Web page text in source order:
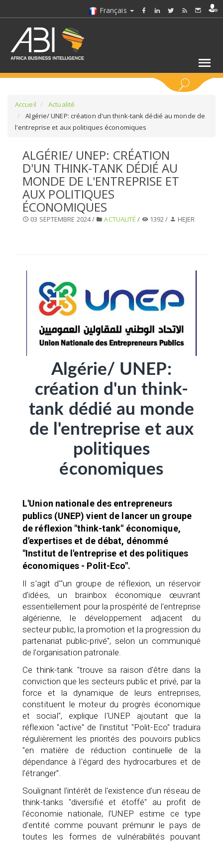
Français
SÉLECTIONNEZ UN DOSSIER
SELECTIONNEZ UNE SECTION
SÉLECTIONNEZ UNE CATÉGORIE
Accueil
Actualité
Algérie/ UNEP: création d'un think-tank dédié au monde de
l'entreprise et aux politiques économiques
ALGÉRIE/ UNEP: CRÉATION
D'UN THINK-TANK DÉDIÉ AU
MONDE DE L'ENTREPRISE ET
AUX POLITIQUES
ÉCONOMIQUES
03 SEPTEMBRE 2024 / ACTUALITÉ / 1392 / HEJER
Algérie/ UNEP:
création d'un think-
tank dédié au monde
de l'entreprise et aux
politiques
économiques
L'Union nationale des entrepreneurs
publics (UNEP) vient de lancer un groupe
de réflexion "think-tank" économique,
d'expertises et de débat, dénommé
"Institut de l'entreprise et des politiques
économiques - Polit-Eco".
Il s'agit d'"un groupe de réflexion, un réservoir
d'idées, un brainbox économique œuvrant
essentiellement pour la prospérité de l'entreprise
algérienne, le développement adjacent du
secteur public, la promotion et la progression du
partenariat public-privé", selon un communiqué
de l'organisation patronale.
Ce think-tank "trouve sa raison d'être dans la
conviction que les secteurs public et privé, par la
force et la dynamique de leurs entreprises,
constituent le moteur du progrès économique
et social", explique l'UNEP ajoutant que la
réflexion "active" de l'institut "Polit-Eco" traduira
régulièrement les priorités des pouvoirs publics
"en matière de réduction continuelle de la
dépendance à l'égard des hydrocarbures et de
l'étranger".
Soulignant l'intérêt de l'existence d'un réseau de
think-tanks "diversifié et étoffé" au profit de
l'économie nationale, l'UNEP estime ce type
d'entité comme pouvant prémunir le pays de
toutes les formes de vulnérabilités pouvant